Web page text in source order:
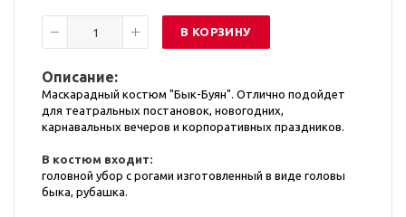
В КОРЗИНУ
Описание:
Маскарадный костюм "Бык-Буян". Отлично подойдет
для театральных постановок, новогодних,
карнавальных вечеров и корпоративных праздников.
В костюм входит:
головной убор с рогами изготовленный в виде головы
быка, рубашка.